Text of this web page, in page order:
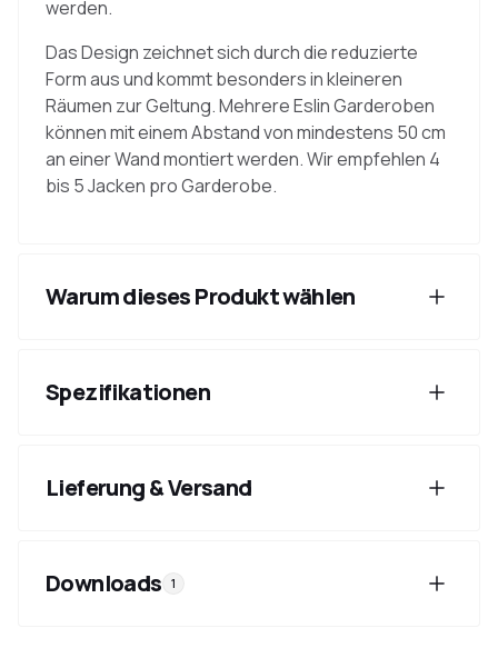
werden.
Das Design zeichnet sich durch die reduzierte
Form aus und kommt besonders in kleineren
Räumen zur Geltung. Mehrere Eslin Garderoben
können mit einem Abstand von mindestens 50 cm
an einer Wand montiert werden. Wir empfehlen 4
bis 5 Jacken pro Garderobe.
Warum dieses Produkt wählen
Spezifikationen
Lieferung & Versand
Downloads 1